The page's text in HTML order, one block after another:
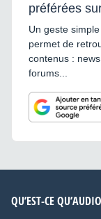
préférées
Un geste
permet de
contenus :
forums...
QU’EST-CE